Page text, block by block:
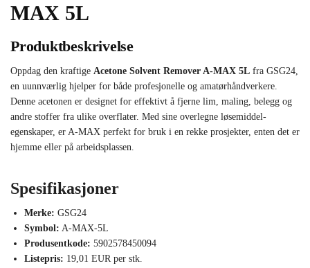
MAX 5L
Produktbeskrivelse
Oppdag den kraftige Acetone Solvent Remover A-MAX 5L fra GSG24,
en uunnværlig hjelper for både profesjonelle og amatørhåndverkere.
Denne acetonen er designet for effektivt å fjerne lim, maling, belegg og
andre stoffer fra ulike overflater. Med sine overlegne løsemiddel-
egenskaper, er A-MAX perfekt for bruk i en rekke prosjekter, enten det er
hjemme eller på arbeidsplassen.
Spesifikasjoner
Merke: GSG24
Symbol: A-MAX-5L
Produsentkode: 5902578450094
Listepris: 19,01 EUR per stk.